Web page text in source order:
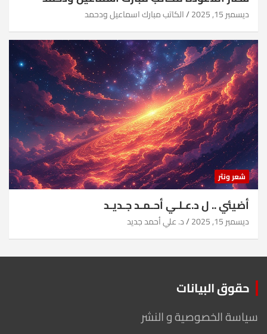
ديسمبر 15, 2025 الكاتب مبارك اسماعيل ودحمد
شعر ونثر
أضيئي .. ل د.عـلـي أحـمـد جـديـد
ديسمبر 15, 2025 د. علي أحمد جديد
حقوق البيانات
سياسة الخصوصية و النشر